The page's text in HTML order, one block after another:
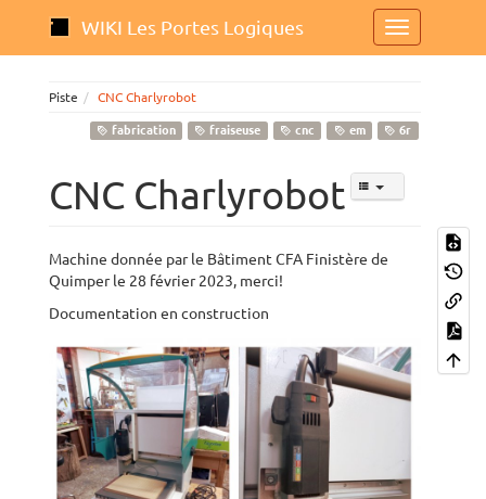
WIKI Les Portes Logiques
Piste CNC Charlyrobot
fabrication fraiseuse cnc em 6r
CNC Charlyrobot
Machine donnée par le Bâtiment CFA Finistère de
Quimper le 28 février 2023, merci!
Documentation en construction